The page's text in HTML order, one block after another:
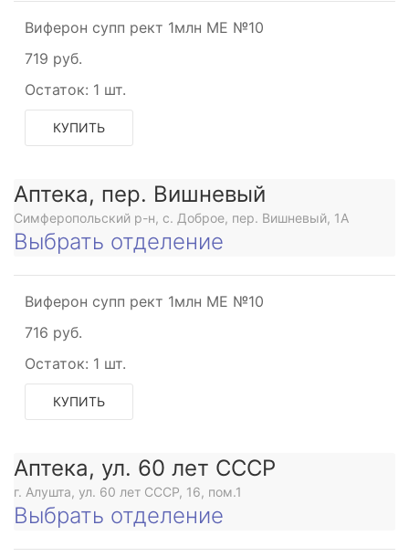
Виферон супп рект 1млн МЕ №10
719 руб.
Остаток: 1 шт.
КУПИТЬ
Аптека, пер. Вишневый
Симферопольский р-н, с. Доброе, пер. Вишневый, 1А
Выбрать отделение
Виферон супп рект 1млн МЕ №10
716 руб.
Остаток: 1 шт.
КУПИТЬ
Аптека, ул. 60 лет СССР
г. Алушта, ул. 60 лет СССР, 16, пом.1
Выбрать отделение